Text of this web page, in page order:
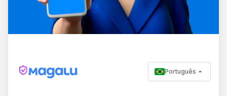
Português